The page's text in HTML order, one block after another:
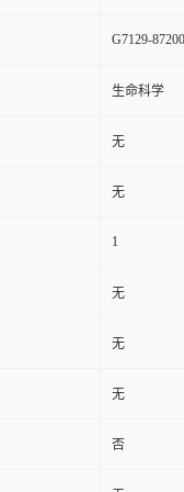
G7129-87200
生命科学
无
无
1
无
无
无
否